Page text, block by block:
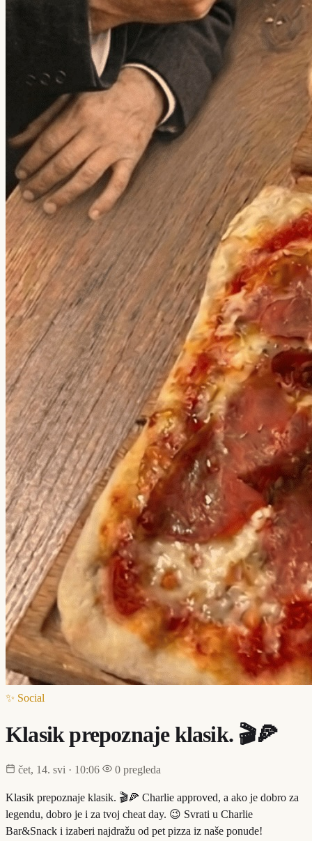
✨ Social
Klasik prepoznaje klasik. 🎬🍕
čet, 14. svi · 10:06 0 pregleda
Klasik prepoznaje klasik. 🎬🍕 Charlie approved, a ako je dobro za
legendu, dobro je i za tvoj cheat day. 😉 Svrati u Charlie
Bar&Snack i izaberi najdražu od pet pizza iz naše ponude!